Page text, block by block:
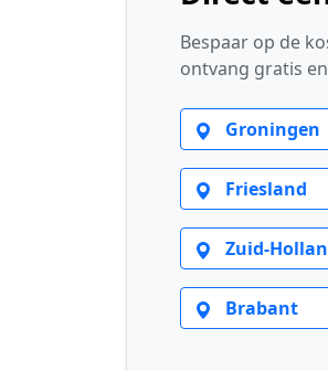
Bespaar op de
ontvang gratis
Groningen
Friesland
Zuid-
Brabant